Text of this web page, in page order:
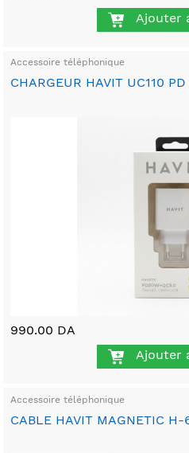
Ajouter
Accessoire téléphonique
CHARGEUR HAVIT UC110
990.00 DA
Ajouter
Accessoire téléphonique
CABLE HAVIT MAGNETIC H-